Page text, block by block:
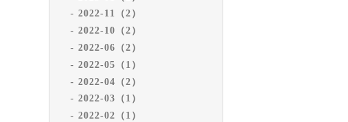
2022-11（2）
2022-10（2）
2022-06（2）
2022-05（1）
2022-04（2）
2022-03（1）
2022-02（1）